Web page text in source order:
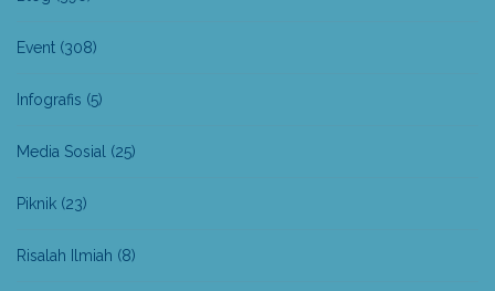
Event (308)
Infografis (5)
Media Sosial (25)
Piknik (23)
Risalah Ilmiah (8)